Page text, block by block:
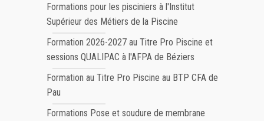
Formations pour les pisciniers à l'Institut
Supérieur des Métiers de la Piscine
Formation 2026-2027 au Titre Pro Piscine et
sessions QUALIPAC à l'AFPA de Béziers
Formation au Titre Pro Piscine au BTP CFA de
Pau
Formations Pose et soudure de membrane